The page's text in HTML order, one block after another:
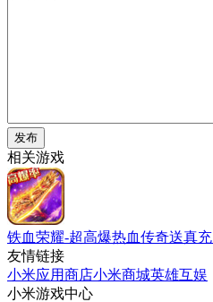
发布
相关游戏
铁血荣耀-超高爆热血传奇送真充
友情链接
小米应用商店小米商城英雄互娱
小米游戏中心